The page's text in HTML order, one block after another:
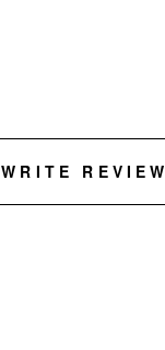
WRITE REVIEW